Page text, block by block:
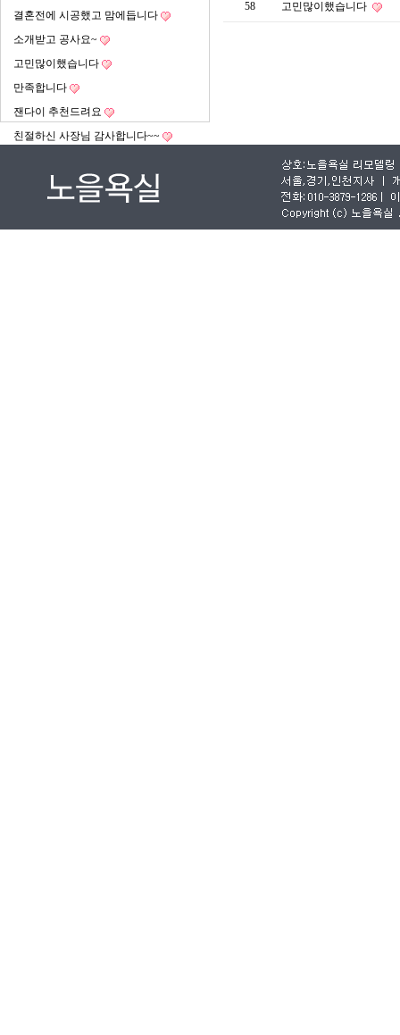
결혼전에 시공했고 맘에듭니다
소개받고 공사요~
고민많이했습니다
만족합니다
잰다이 추천드려요
친절하신 사장님 감사합니다~~
58 고민많이했습니다